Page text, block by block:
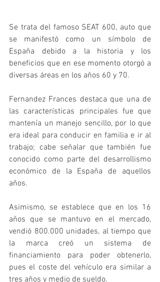
Se trata del famoso SEAT 600, auto que
se manifestó como un símbolo de
España debido a la historia y los
beneficios que en ese momento otorgó a
diversas áreas en los años 60 y 70.
Fernandez Frances destaca que una de
las características principales fue que
mantenía un manejo sencillo, por lo que
era ideal para conducir en familia e ir al
trabajo; cabe señalar que también fue
conocido como parte del desarrollismo
económico de la España de aquellos
años.
Asimismo, se establece que en los 16
años que se mantuvo en el mercado,
vendió 800.000 unidades, al tiempo que
la marca creó un sistema de
financiamiento para poder obtenerlo,
pues el coste del vehículo era similar a
tres años y medio de sueldo.